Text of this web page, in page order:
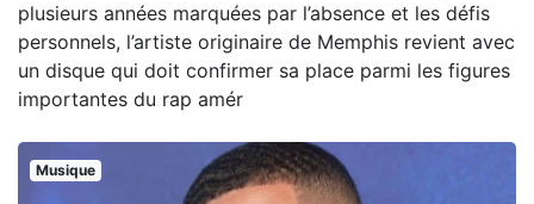
plusieurs années marquées par l’absence et les défis
personnels, l’artiste originaire de Memphis revient avec
un disque qui doit confirmer sa place parmi les figures
importantes du rap amér
Musique